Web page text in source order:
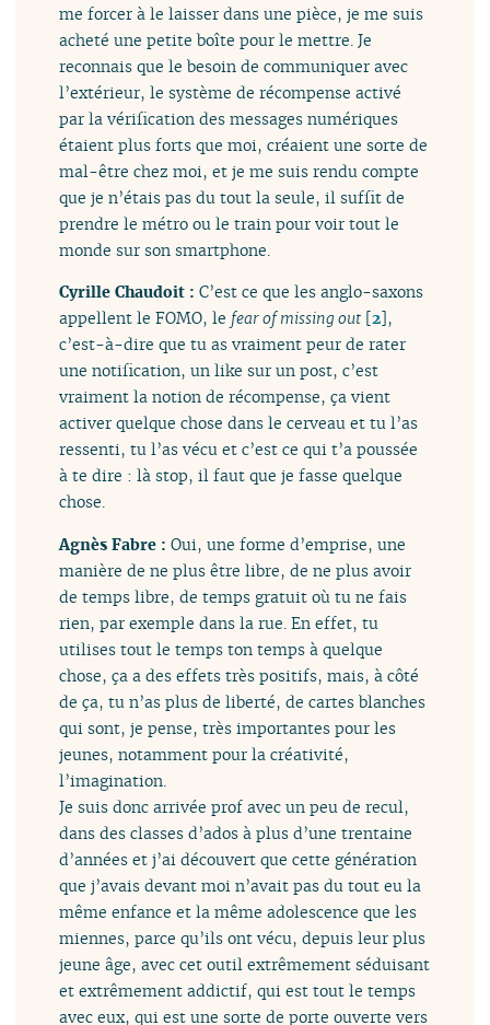
me forcer à le laisser dans une pièce, je me suis
acheté une petite boîte pour le mettre. Je
reconnais que le besoin de communiquer avec
l’extérieur, le système de récompense activé
par la vérification des messages numériques
étaient plus forts que moi, créaient une sorte de
mal-être chez moi, et je me suis rendu compte
que je n’étais pas du tout la seule, il suffit de
prendre le métro ou le train pour voir tout le
monde sur son smartphone.
Cyrille Chaudoit :C’est ce que les anglo-saxons
appellent le FOMO, le fear of missing out [2],
c’est-à-dire que tu as vraiment peur de rater
une notification, un like sur un post, c’est
vraiment la notion de récompense, ça vient
activer quelque chose dans le cerveau et tu l’as
ressenti, tu l’as vécu et c’est ce qui t’a poussée
à te dire : là stop, il faut que je fasse quelque
chose.
Agnès Fabre :Oui, une forme d’emprise, une
manière de ne plus être libre, de ne plus avoir
de temps libre, de temps gratuit où tu ne fais
rien, par exemple dans la rue. En effet, tu
utilises tout le temps ton temps à quelque
chose, ça a des effets très positifs, mais, à côté
de ça, tu n’as plus de liberté, de cartes blanches
qui sont, je pense, très importantes pour les
jeunes, notamment pour la créativité,
l’imagination.
Je suis donc arrivée prof avec un peu de recul,
dans des classes d’ados à plus d’une trentaine
d’années et j’ai découvert que cette génération
que j’avais devant moi n’avait pas du tout eu la
même enfance et la même adolescence que les
miennes, parce qu’ils ont vécu, depuis leur plus
jeune âge, avec cet outil extrêmement séduisant
et extrêmement addictif, qui est tout le temps
avec eux, qui est une sorte de porte ouverte vers